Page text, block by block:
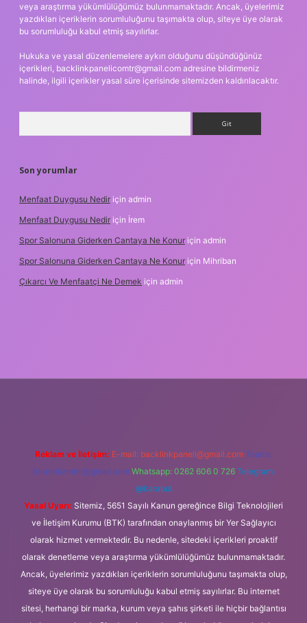
veya araştırma yükümlülüğümüz bulunmamaktadır. Ancak, üyelerimiz
yazdıkları içeriklerin sorumluluğunu taşımakta olup, siteye üye olarak
bu sorumluluğu kabul etmiş sayılırlar.
Hukuka ve yasal düzenlemelere aykırı olduğunu düşündüğünüz
içerikleri, backlinkpanelicomtr@gmail.com adresine bildirmeniz
halinde, ilgili içerikler yasal süre içerisinde sitemizden kaldırılacaktır.
Son yorumlar
Menfaat Duygusu Nedir için admin
Menfaat Duygusu Nedir için İrem
Spor Salonuna Giderken Cantaya Ne Konur için admin
Spor Salonuna Giderken Cantaya Ne Konur için Mihriban
Çıkarcı Ve Menfaatçi Ne Demek için admin
Reklam ve İletişim: E-mail: backlinkpaneli@gmail.com Teams:
forumhizmeti@gmail.com Whatsapp: 0262 606 0 726 Telegram:
@karabul
Yasal Uyarı: Sitemiz, 5651 Sayılı Kanun gereğince Bilgi Teknolojileri
ve İletişim Kurumu (BTK) tarafından onaylanmış bir Yer Sağlayıcı
olarak hizmet vermektedir. Bu nedenle, sitedeki içerikleri proaktif
olarak denetleme veya araştırma yükümlülüğümüz bulunmamaktadır.
Ancak, üyelerimiz yazdıkları içeriklerin sorumluluğunu taşımakta olup,
siteye üye olarak bu sorumluluğu kabul etmiş sayılırlar. Bu internet
sitesi, herhangi bir marka, kurum veya şahıs şirketi ile hiçbir bağlantısı